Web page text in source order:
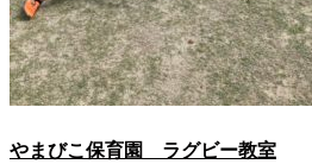
やまびこ保育園 ラグビー教室